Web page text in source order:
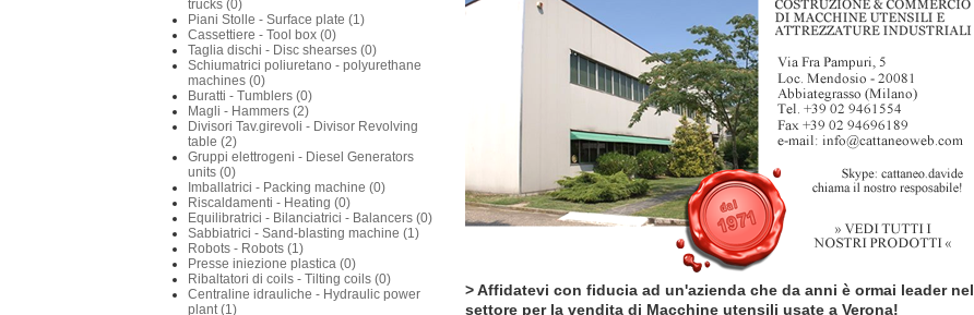
trucks (0)
Piani Stolle - Surface plate (1)
Cassettiere - Tool box (0)
Taglia dischi - Disc shearses (0)
Schiumatrici poliuretano - polyurethane
machines (0)
Buratti - Tumblers (0)
Magli - Hammers (2)
Divisori Tav.girevoli - Divisor Revolving
table (2)
Gruppi elettrogeni - Diesel Generators
units (0)
Imballatrici - Packing machine (0)
Riscaldamenti - Heating (0)
Equilibratrici - Bilanciatrici - Balancers (0)
Sabbiatrici - Sand-blasting machine (1)
Robots - Robots (1)
Presse iniezione plastica (0)
Ribaltatori di coils - Tilting coils (0)
Centraline idrauliche - Hydraulic power
plant (1)
> Affidatevi con fiducia ad un'azienda che da anni è ormai leader nel
settore per la vendita di Macchine utensili usate a Verona!